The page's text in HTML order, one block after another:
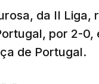
da II
por 2-
de Portugal.